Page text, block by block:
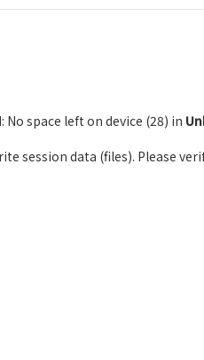
space left on device (28) in
session data (files). Please